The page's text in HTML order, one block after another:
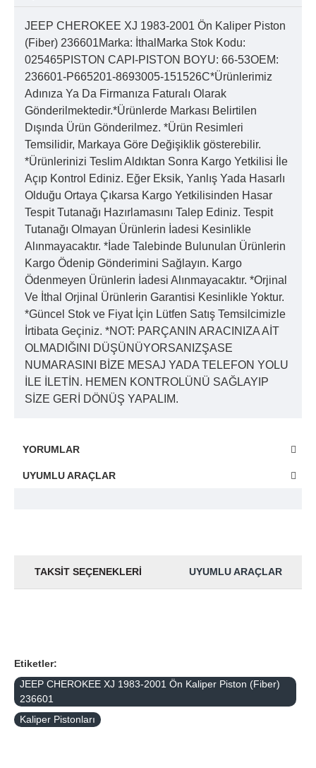
JEEP CHEROKEE XJ 1983-2001 Ön Kaliper Piston
(Fiber) 236601Marka: İthalMarka Stok Kodu:
025465PISTON CAPI-PISTON BOYU: 66-53OEM:
236601-P665201-8693005-151526C*Ürünlerimiz
Adınıza Ya Da Firmanıza Faturalı Olarak
Gönderilmektedir.*Ürünlerde Markası Belirtilen
Dışında Ürün Gönderilmez. *Ürün Resimleri
Temsilidir, Markaya Göre Değişiklik gösterebilir.
*Ürünlerinizi Teslim Aldıktan Sonra Kargo Yetkilisi İle
Açıp Kontrol Ediniz. Eğer Eksik, Yanlış Yada Hasarlı
Olduğu Ortaya Çıkarsa Kargo Yetkilisinden Hasar
Tespit Tutanağı Hazırlamasını Talep Ediniz. Tespit
Tutanağı Olmayan Ürünlerin İadesi Kesinlikle
Alınmayacaktır. *İade Talebinde Bulunulan Ürünlerin
Kargo Ödenip Gönderimini Sağlayın. Kargo
Ödenmeyen Ürünlerin İadesi Alınmayacaktır. *Orjinal
Ve İthal Orjinal Ürünlerin Garantisi Kesinlikle Yoktur.
*Güncel Stok ve Fiyat İçin Lütfen Satış Temsilcimizle
İrtibata Geçiniz. *NOT: PARÇANIN ARACINIZA AİT
OLMADIĞINI DÜŞÜNÜYORSANIZŞASE
NUMARASINI BİZE MESAJ YADA TELEFON YOLU
İLE İLETİN. HEMEN KONTROLÜNÜ SAĞLAYIP
SİZE GERİ DÖNÜŞ YAPALIM.
YORUMLAR
UYUMLU ARAÇLAR
TAKSIT SEÇENEKLERI UYUMLU ARAÇLAR
Etiketler:
JEEP CHEROKEE XJ 1983-2001 Ön Kaliper Piston (Fiber)
236601
Kaliper Pistonları